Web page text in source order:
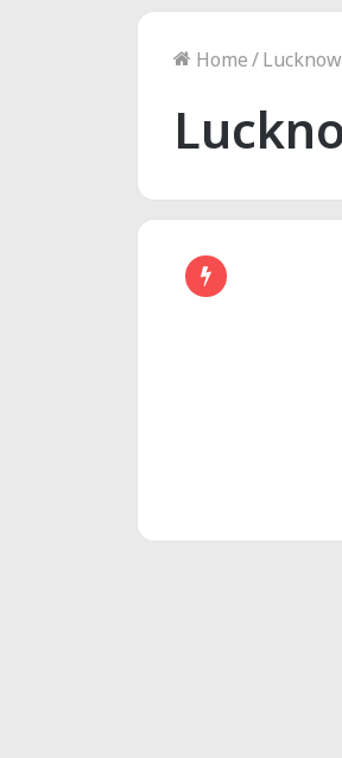
Home/